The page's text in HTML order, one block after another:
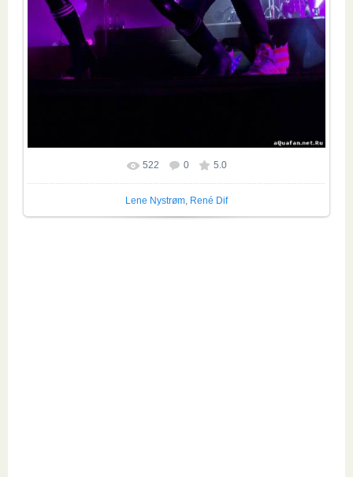
Размер фотографии: 625x800
522 0 5.0
Lene Nystrøm, René Dif